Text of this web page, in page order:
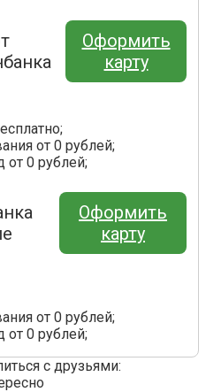
Оформить
карту
от 0 рублей;
от 0 рублей;
Оформить
карту
от 0 рублей;
от 0 рублей;
с друзьями: